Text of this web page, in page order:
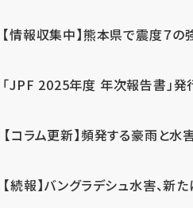
【情報収集中】熊本県で震度７の
「JPF 2025年度 年次報告書」発
【コラム更新】頻発する豪雨と
【続報】バングラデシュ水害、